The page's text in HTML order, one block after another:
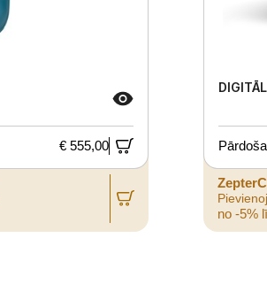
€ 555,00
no -5%